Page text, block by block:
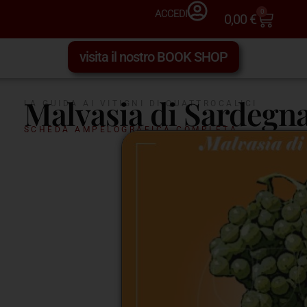
ACCEDI 0,00 € 0
visita il nostro BOOK SHOP
LA GUIDA AI VITIGNI DI QUATTROCALICI
Malvasia di
SCHEDA AMPELOGRAFICA COMPLETA